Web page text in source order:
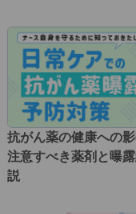
抗がん薬の健康への
注意すべき薬剤と曝
説